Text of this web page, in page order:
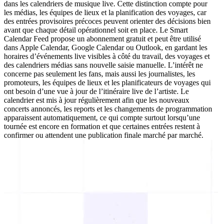
dans les calendriers de musique live. Cette distinction compte pour
les médias, les équipes de lieux et la planification des voyages, car
des entrées provisoires précoces peuvent orienter des décisions bien
avant que chaque détail opérationnel soit en place. Le Smart
Calendar Feed propose un abonnement gratuit et peut être utilisé
dans Apple Calendar, Google Calendar ou Outlook, en gardant les
horaires d’événements live visibles à côté du travail, des voyages et
des calendriers médias sans nouvelle saisie manuelle. L’intérêt ne
concerne pas seulement les fans, mais aussi les journalistes, les
promoteurs, les équipes de lieux et les planificateurs de voyages qui
ont besoin d’une vue à jour de l’itinéraire live de l’artiste. Le
calendrier est mis à jour régulièrement afin que les nouveaux
concerts annoncés, les reports et les changements de programmation
apparaissent automatiquement, ce qui compte surtout lorsqu’une
tournée est encore en formation et que certaines entrées restent à
confirmer ou attendent une publication finale marché par marché.